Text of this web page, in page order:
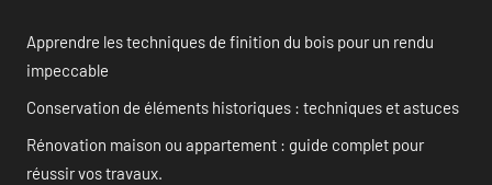
Apprendre les techniques de finition du bois pour un rendu
impeccable
Conservation de éléments historiques : techniques et astuces
Rénovation maison ou appartement : guide complet pour
réussir vos travaux.